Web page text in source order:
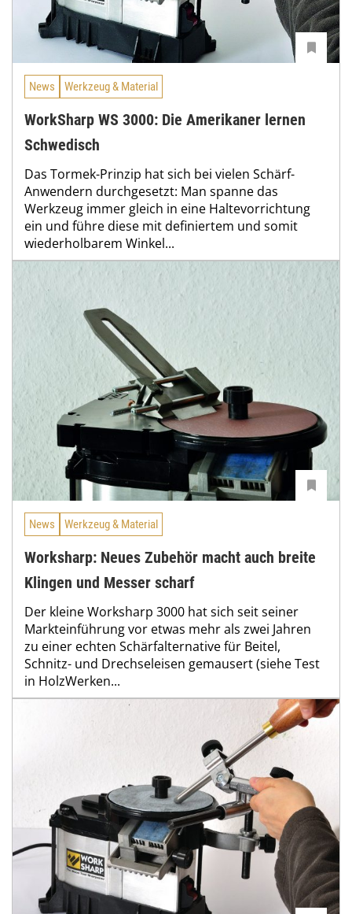
News Werkzeug & Material
WorkSharp WS 3000: Die Amerikaner lernen
Schwedisch
Das Tormek-Prinzip hat sich bei vielen Schärf-
Anwendern durchgesetzt: Man spanne das
Werkzeug immer gleich in eine Haltevorrichtung
ein und führe diese mit definiertem und somit
wiederholbarem Winkel...
News Werkzeug & Material
Worksharp: Neues Zubehör macht auch breite
Klingen und Messer scharf
Der kleine Worksharp 3000 hat sich seit seiner
Markteinführung vor etwas mehr als zwei Jahren
zu einer echten Schärfalternative für Beitel,
Schnitz- und Drechseleisen gemausert (siehe Test
in HolzWerken...